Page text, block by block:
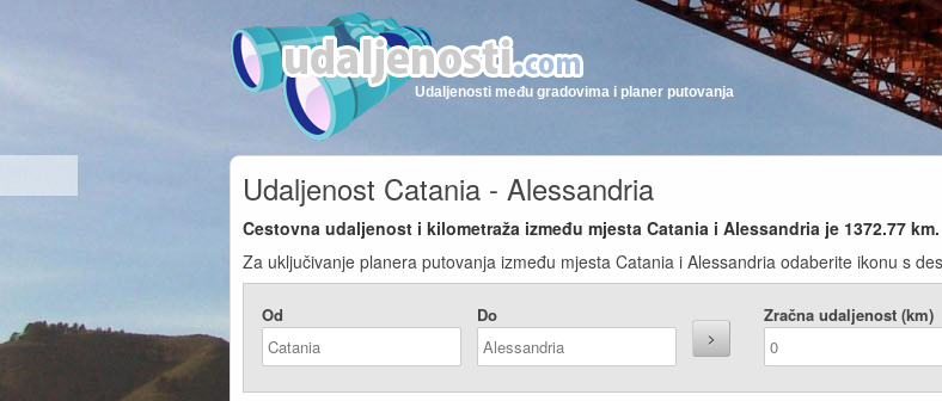
Udaljenosti među gradovima i planer putovanja
Udaljenost Catania - Alessandria
Cestovna udaljenost i kilometraža između mjesta Catania i Alessandria je 1372.77 km.
Za uključivanje planera putovanja između mjesta Catania i Alessandria odaberite ikonu s
Od Do Zračna udaljenost (km)